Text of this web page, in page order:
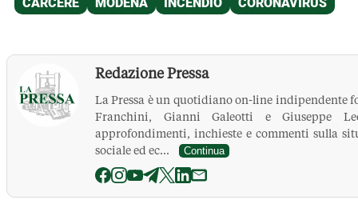
Redazione Pressa
La Pressa è un quotidiano on-line indipendente
Franchini, Gianni Galeotti e Giuseppe
approfondimenti, inchieste e commenti sulla
sociale ed ec...
Continua